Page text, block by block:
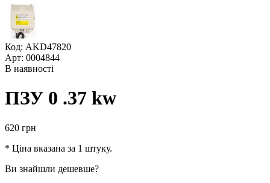
Код: AKD47820
Арт: 0004844
В наявності
ПЗУ 0 .37 kw
620 грн
* Ціна вказана за 1 штуку.
Ви знайшли дешевше?